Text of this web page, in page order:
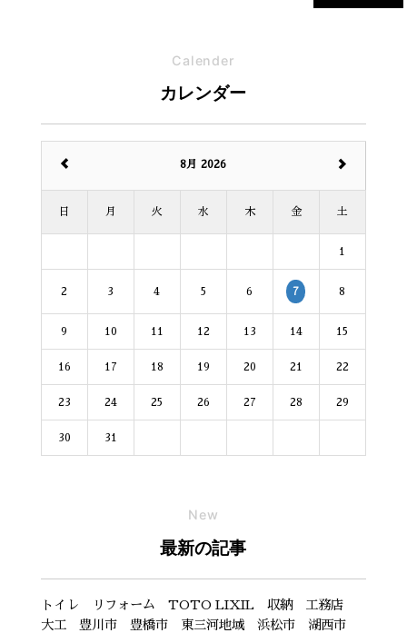
Calender
カレンダー
8月 2026
日 月 火 水 木 金 土
1
2 3 4 5 6 7 8
9 10 11 12 13 14 15
16 17 18 19 20 21 22
23 24 25 26 27 28 29
30 31
New
最新の記事
トイレ リフォーム TOTO LIXIL 収納 工務店
大工 豊川市 豊橋市 東三河地域 浜松市 湖西市